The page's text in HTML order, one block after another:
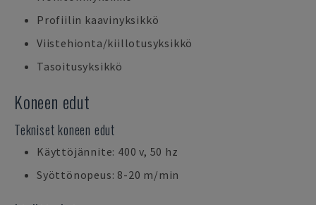
Profiilin kaavinyksikkö
Viistehionta/kiillotusyksikkö
Tasoitusyksikkö
Koneen edut
Tekniset koneen edut
Käyttöjännite: 400 v, 50 hz
Syöttönopeus: 8-20 m/min